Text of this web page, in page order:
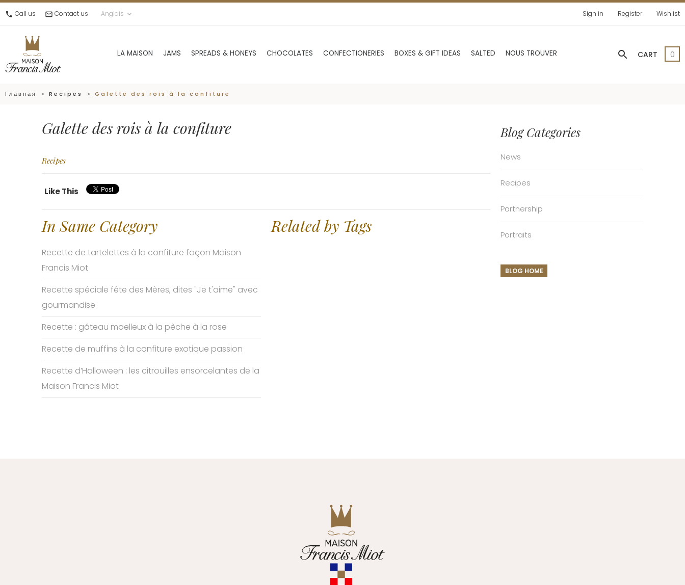
call Call us mail_outline Contact us Anglais keyboard_arrow_down Sign in Register Wishlist
LA MAISON JAMS SPREADS & HONEYS CHOCOLATES CONFECTIONERIES BOXES & GIFT IDEAS SALTED NOUS TROUVER search CART 0
Главная Recipes Galette des rois à la confiture
Galette des rois à la confiture
Recipes
Like This
In Same Category
Recette de tartelettes à la confiture façon Maison
Francis Miot
Recette spéciale fête des Mères, dites "Je t'aime" avec
gourmandise
Recette : gâteau moelleux à la pêche à la rose
Recette de muffins à la confiture exotique passion
Recette d’Halloween : les citrouilles ensorcelantes de la
Maison Francis Miot
Related by Tags
Blog Categories
News
Recipes
Partnership
Portraits
BLOG HOME